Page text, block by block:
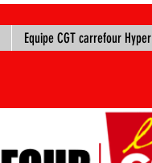
Equipe CGT carrefour Hyper